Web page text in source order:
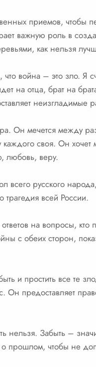
приемов, чтобы
важную роль в
как нельзя
война – это зло. Я
на отца, брат на
Он мечется между
каждого своя. Он
любовь, веру.
всего русского
трагедия всей России.
на вопросы, кто
с обеих сторон,
и простить все те
Он предоставляет
Забыть –
чтобы не